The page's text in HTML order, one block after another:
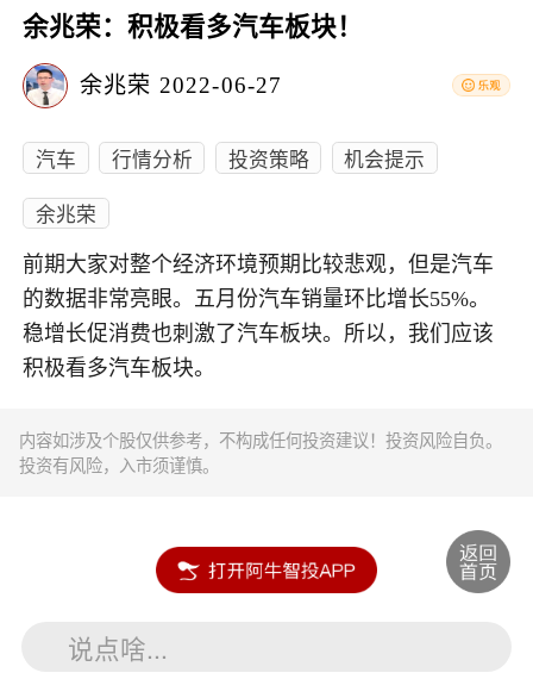
余兆荣：积极看多汽车板块！
余兆荣 2022-06-27
汽车 行情分析 投资策略
机会提示
余兆荣
前期大家对整个经济环境预期比较悲观，但是汽车
的数据非常亮眼。五月份汽车销量环比增长55%。
稳增长促消费也刺激了汽车板块。所以，我们应该
积极看多汽车板块。
内容如涉及个股仅供参考，不构成任何投资建议！投资风险自负。
投资有风险，入市须谨慎。
说点啥...